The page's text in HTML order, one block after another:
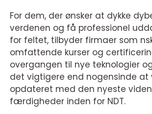
For dem, der ønsker at dykke
verdenen og få professionel
for feltet, tilbyder firmaer som
omfattende kurser og
overgangen til nye teknologier
det vigtigere end nogensinde
opdateret med den nyeste
færdigheder inden for NDT.